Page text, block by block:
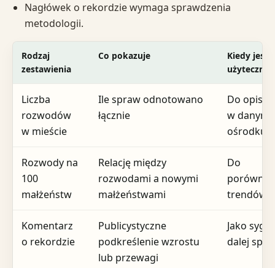
Nagłówek o rekordzie wymaga sprawdzenia
metodologii.
Rodzaj
zestawienia
Co pokazuje
Kiedy jest
użyteczne
Liczba
rozwodów
w mieście
Ile spraw odnotowano
łącznie
Do opisu
w danym
ośrodku
Rozwody na
100
małżeństw
Relację między
rozwodami a nowymi
małżeństwami
Do
trendów
Komentarz
o rekordzie
Publicystyczne
podkreślenie wzrostu
lub przewagi
Jako
dalej